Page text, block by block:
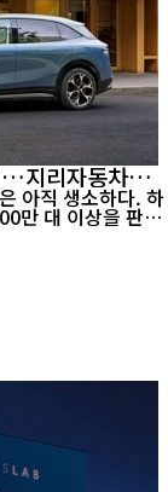
지리자동차의
아직 생소하다. 하
만 대 이상을 판매
넘어 유럽과 동남
7월 글로벌 판매...